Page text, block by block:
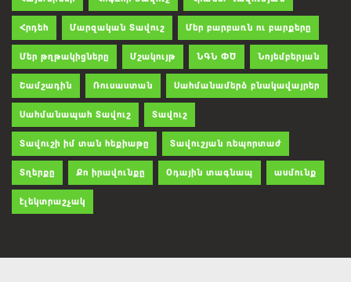
Հրդեհ Մարզական Տավուշ Մեր բարբառն ու բարքերը
Մեր թղթակիցները Մշակույթ ՆԳՆ ՓԾ Նոյեմբերյան
Շամշադին Ռուսաստան Սահմանամերձ բնակավայրեր
Սահմանապահ Տավուշ Տավուշ
Տավուշի իմ տան հեքիաթը Տավուշյան ռեպորտաժ
Տղերքը Քո իրավունքը Օդային տագնապ ասմունք
էլեկտրաշչակ